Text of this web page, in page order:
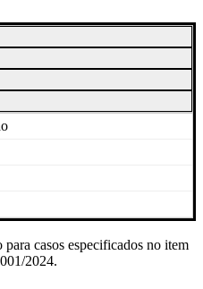
casos especificados no item
2024.